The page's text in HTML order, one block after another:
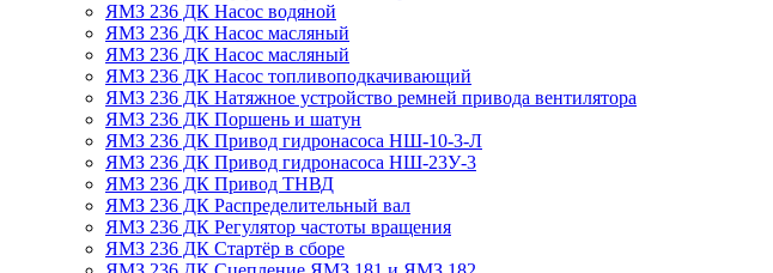
ЯМЗ 236 ДК Насос водяной
ЯМЗ 236 ДК Насос масляный
ЯМЗ 236 ДК Насос масляный
ЯМЗ 236 ДК Насос топливоподкачивающий
ЯМЗ 236 ДК Натяжное устройство ремней привода вентилятора
ЯМЗ 236 ДК Поршень и шатун
ЯМЗ 236 ДК Привод гидронасоса НШ-10-3-Л
ЯМЗ 236 ДК Привод гидронасоса НШ-23У-3
ЯМЗ 236 ДК Привод ТНВД
ЯМЗ 236 ДК Распределительный вал
ЯМЗ 236 ДК Регулятор частоты вращения
ЯМЗ 236 ДК Стартёр в сборе